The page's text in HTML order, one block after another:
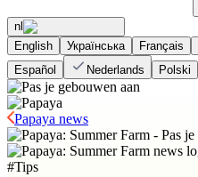
nl
English
Українська Français
Español
Nederlands Polski
Papaya news
#Tips